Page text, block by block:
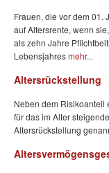
Frauen, die vor dem 01.
auf Altersrente, wenn
als zehn Jahre
Lebensjahresmehr...
Altersrückstellung
Neben dem Risikoanteil
für das im Alter
Altersrückstellung